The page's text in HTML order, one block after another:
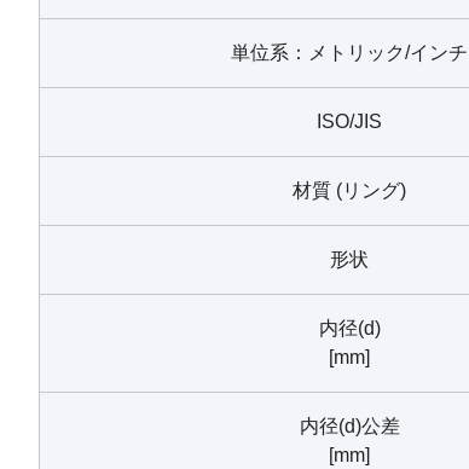
単位系：メトリック/インチ
ISO/JIS
材質 (リング)
形状
内径(d)
[mm]
内径(d)公差
[mm]